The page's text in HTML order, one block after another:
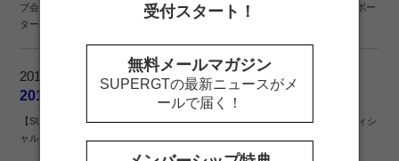
ブ会員様をご招待いたします！対象は、Rd.7 SUGO観戦チケットご購入のサポー
ターズクラブ会員様となります。
2019.08.01
2019 GT500 マシングッズ発売延期のお知らせ
【SUPER GTオフィシャルショップからのお知らせ】いつもSUPER GT オフィシ
ャルショップをご利用いただき、誠にありがとうございます。
受付スタート！
無料メールマガジン
SUPERGTの最新ニュースがメ
ールで届く！